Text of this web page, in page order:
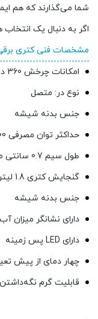
شما می‌گذارند که هم
اگر به دنبال یک انتخاب
مشخصات فنی کتری برقی
امکانات چرخش 360 درجه
نوع در: متصل
جنس بدنه شیشه
حداکثر توان مصرفی 2200
طول سیم 0.7 سانتی متر
گنجایش کتری 1.8 لیتر
جنس بدنه شیشه
دارای نشانگر میزان آب
دارای LED پس زمینه
چهار دمای از پیش تعیین‌شده برای استفاده آسان: 40 درجه
قابلیت گرم نگه‌داشتن تا 2